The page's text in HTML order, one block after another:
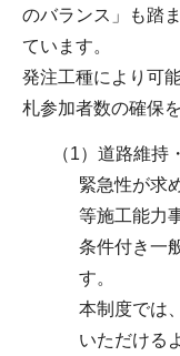
のバランス」も踏
ています。
発注工種により可
札参加者数の確保
（1）道路維
緊急性が求
等施工能力
条件付き一
す。
本制度では
いただける